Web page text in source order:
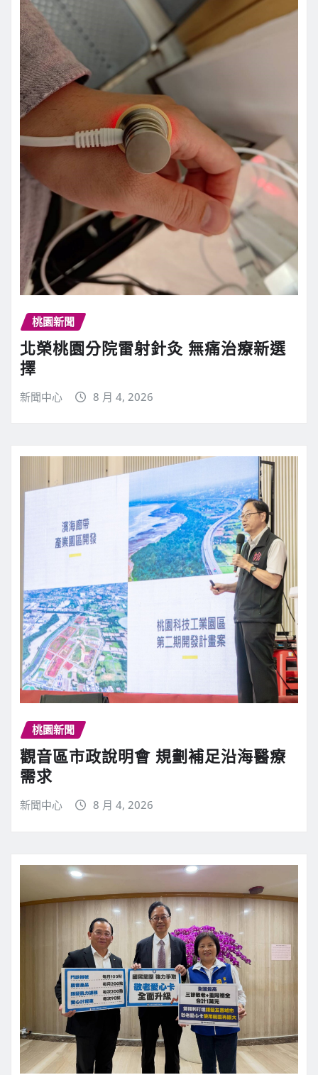
桃園新聞
北榮桃園分院雷射針灸 無痛治療新選
擇
新聞中心 8 月 4, 2026
桃園新聞
觀音區市政說明會 規劃補足沿海醫療
需求
新聞中心 8 月 4, 2026